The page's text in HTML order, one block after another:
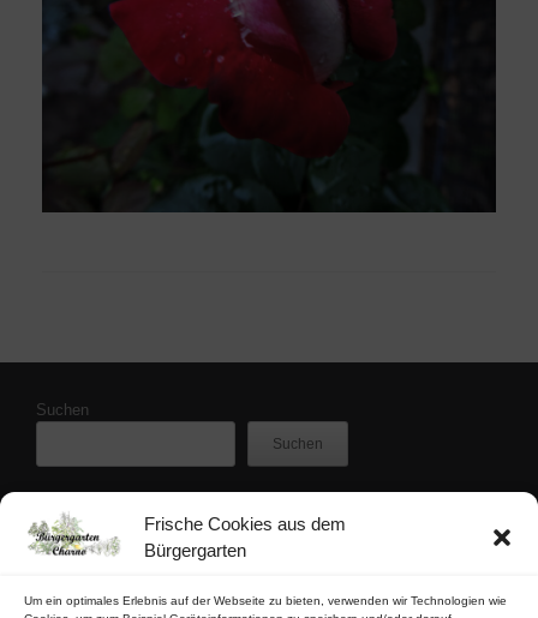
Frische Cookies aus dem
Bürgergarten
Um ein optimales Erlebnis auf der Webseite zu bieten, verwenden wir Technologien wie
Suchen
Suchen
Zuletzt veröffentlicht
Buschfunk-Rezensionen: Gartenkrimis von Maren Gießwald
Buschfunk-Rezensionen: Gartenkrimis von Martina Parker